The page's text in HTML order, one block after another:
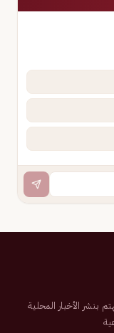
سعودية تم تأسيسها عام 2007م تهتم بنشر الأخبار المحلية